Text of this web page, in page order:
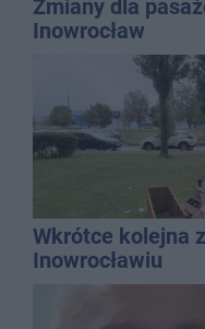
Zmiany dla
Inowrocław
Wkrótce kolejna
Inowrocławiu